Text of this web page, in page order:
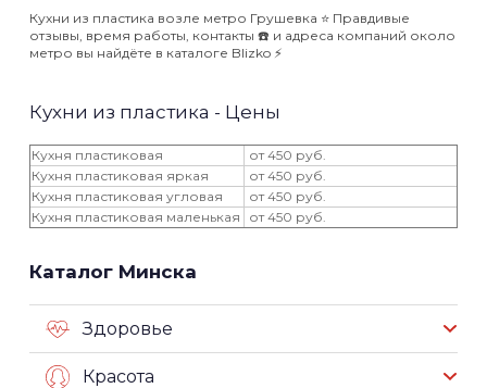
Кухни из пластика возле метро Грушевка ⭐️ Правдивые
отзывы, время работы, контакты ☎️ и адреса компаний около
метро вы найдёте в каталоге Blizko ⚡️
Кухни из пластика - Цены
Кухня пластиковая
от 450 руб.
Кухня пластиковая яркая
от 450 руб.
Кухня пластиковая угловая
от 450 руб.
Кухня пластиковая маленькая
от 450 руб.
Каталог Минска
Здоровье
Красота